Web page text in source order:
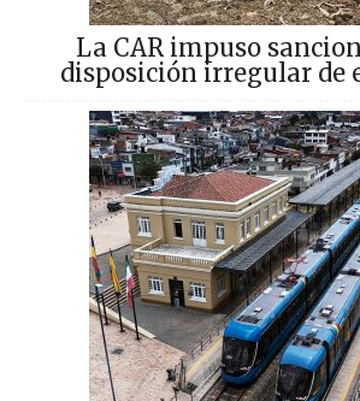
La CAR impuso
disposición irregular de